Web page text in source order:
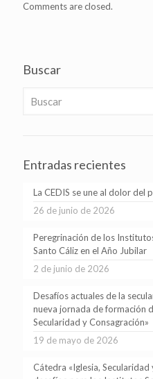
Comments are closed.
Buscar
Entradas recientes
La CEDIS se une al dolor del
26 de junio de 2026
Peregrinación de los
Santo Cáliz en el Año Jubilar
2 de junio de 2026
Desafíos actuales de la
nueva jornada de formación
Secularidad y Consagración»
19 de mayo de 2026
Cátedra «Iglesia,